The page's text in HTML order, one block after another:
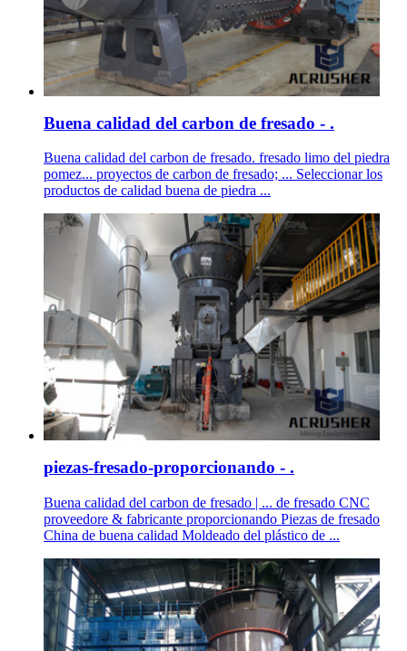
Buena calidad del carbon de fresado - .
Buena calidad del carbon de fresado. fresado limo del piedra
pomez... proyectos de carbon de fresado; ... Seleccionar los
productos de calidad buena de piedra ...
piezas-fresado-proporcionando - .
Buena calidad del carbon de fresado | ... de fresado CNC
proveedore & fabricante proporcionando Piezas de fresado
China de buena calidad Moldeado del plástico de ...